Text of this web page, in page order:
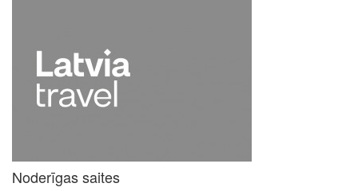
Noderīgas saites